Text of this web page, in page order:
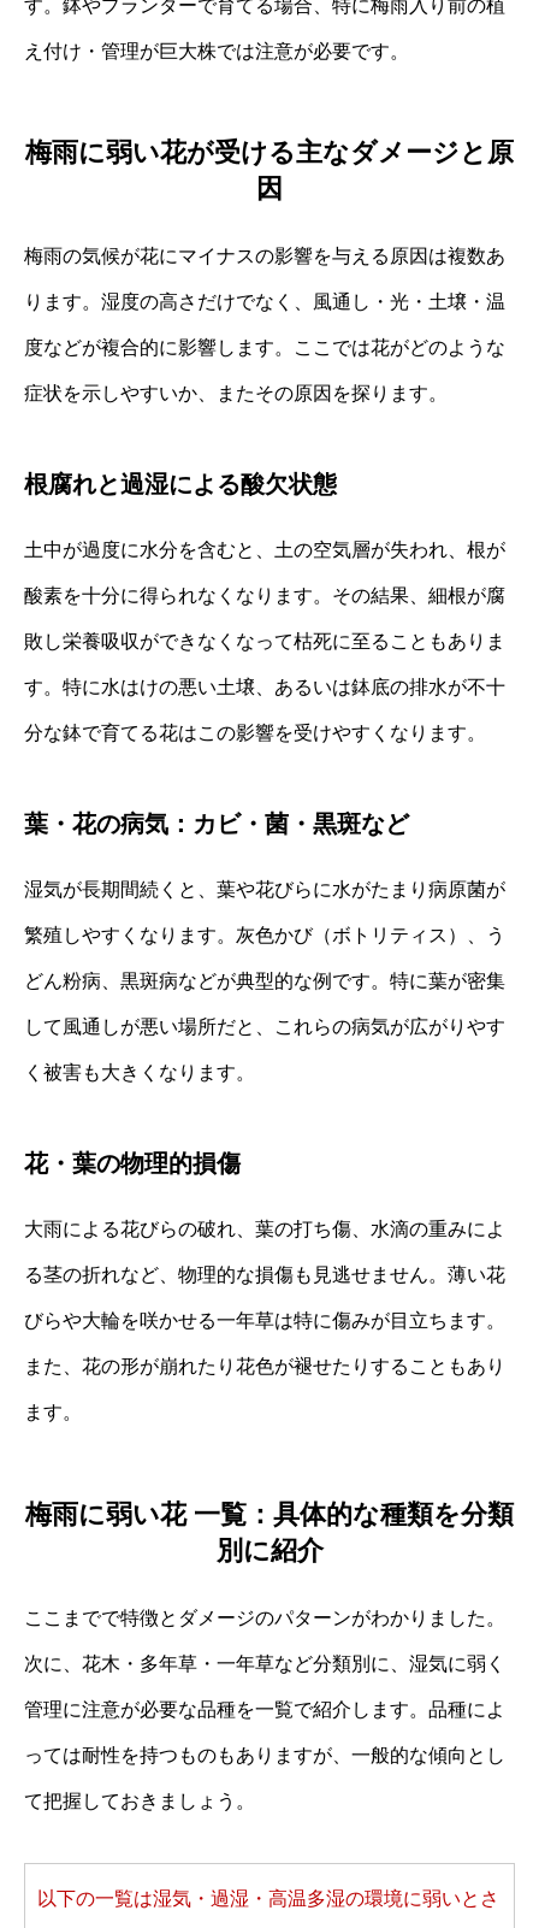
す。鉢やプランターで育てる場合、特に梅雨入り前の植
え付け・管理が巨大株では注意が必要です。
梅雨に弱い花が受ける主なダメージと原
因
梅雨の気候が花にマイナスの影響を与える原因は複数あ
ります。湿度の高さだけでなく、風通し・光・土壌・温
度などが複合的に影響します。ここでは花がどのような
症状を示しやすいか、またその原因を探ります。
根腐れと過湿による酸欠状態
土中が過度に水分を含むと、土の空気層が失われ、根が
酸素を十分に得られなくなります。その結果、細根が腐
敗し栄養吸収ができなくなって枯死に至ることもありま
す。特に水はけの悪い土壌、あるいは鉢底の排水が不十
分な鉢で育てる花はこの影響を受けやすくなります。
葉・花の病気：カビ・菌・黒斑など
湿気が長期間続くと、葉や花びらに水がたまり病原菌が
繁殖しやすくなります。灰色かび（ボトリティス）、う
どん粉病、黒斑病などが典型的な例です。特に葉が密集
して風通しが悪い場所だと、これらの病気が広がりやす
く被害も大きくなります。
花・葉の物理的損傷
大雨による花びらの破れ、葉の打ち傷、水滴の重みによ
る茎の折れなど、物理的な損傷も見逃せません。薄い花
びらや大輪を咲かせる一年草は特に傷みが目立ちます。
また、花の形が崩れたり花色が褪せたりすることもあり
ます。
梅雨に弱い花 一覧：具体的な種類を分類
別に紹介
ここまでで特徴とダメージのパターンがわかりました。
次に、花木・多年草・一年草など分類別に、湿気に弱く
管理に注意が必要な品種を一覧で紹介します。品種によ
っては耐性を持つものもありますが、一般的な傾向とし
て把握しておきましょう。
以下の一覧は湿気・過湿・高温多湿の環境に弱いとさ